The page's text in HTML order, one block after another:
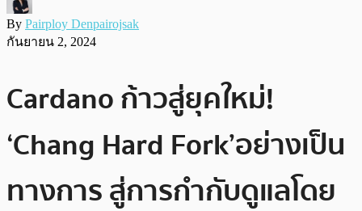
By Pairploy Denpairojsak
กันยายน 2, 2024
Cardano ก้าวสู่ยุคใหม่!
‘Chang Hard Fork’อย่างเป็น
ทางการ สู่การกำกับดูแลโดย